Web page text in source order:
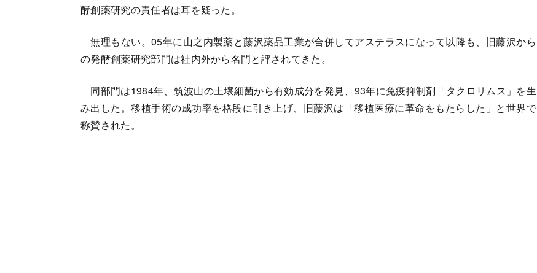
酵創薬研究の責任者は耳を疑った。
無理もない。05年に山之内製薬と藤沢薬品工業が合併してアステラスになって以降も、旧藤沢から
の発酵創薬研究部門は社内外から名門と評されてきた。
同部門は1984年、筑波山の土壌細菌から有効成分を発見、93年に免疫抑制剤「タクロリムス」を生
み出した。移植手術の成功率を格段に引き上げ、旧藤沢は「移植医療に革命をもたらした」と世界で
称賛された。